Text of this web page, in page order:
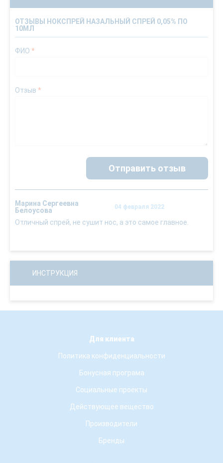
ОТЗЫВЫ НОКСПРЕЙ НАЗАЛЬНЫЙ СПРЕЙ 0,05% ПО
10МЛ
ФИО *
Отзыв *
Отправить отзыв
Марина Сергеевна
Белоусова
04 февраля 2022
Отличный спрей, не сушит нос, а это самое главное.
ИНСТРУКЦИЯ
Для клиента
Политика конфиденциальности
Бонусная програма
Социальные проекты
Действующее вещество
Производители
Бренды